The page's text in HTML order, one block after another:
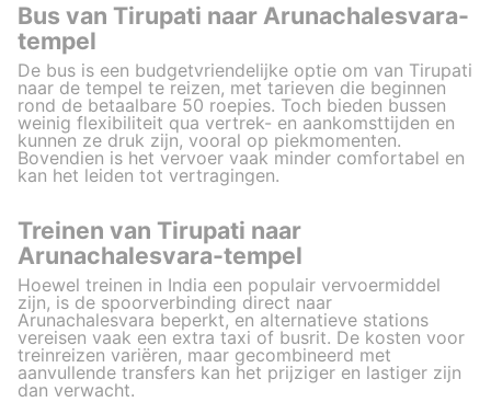
Bus van Tirupati naar Arunachalesvara-
tempel
De bus is een budgetvriendelijke optie om van Tirupati
naar de tempel te reizen, met tarieven die beginnen
rond de betaalbare 50 roepies. Toch bieden bussen
weinig flexibiliteit qua vertrek- en aankomsttijden en
kunnen ze druk zijn, vooral op piekmomenten.
Bovendien is het vervoer vaak minder comfortabel en
kan het leiden tot vertragingen.
Treinen van Tirupati naar
Arunachalesvara-tempel
Hoewel treinen in India een populair vervoermiddel
zijn, is de spoorverbinding direct naar
Arunachalesvara beperkt, en alternatieve stations
vereisen vaak een extra taxi of busrit. De kosten voor
treinreizen variëren, maar gecombineerd met
aanvullende transfers kan het prijziger en lastiger zijn
dan verwacht.